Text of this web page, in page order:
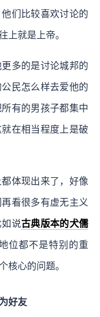
们比较喜欢讨论的
上就是上帝。
多的是讨论城邦的
民怎么样去爱他的
有的男孩子都集中
在相当程度上是破
体现出来了，好像
看很多有虚无主义
如说古典版本的犬儒
位都不是特别的重
核心的问题。
好友